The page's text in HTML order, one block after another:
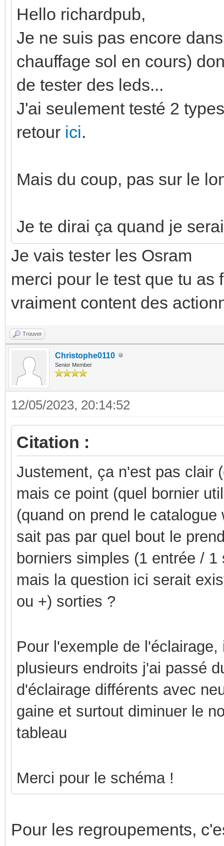
Hello richardpub,
Je ne suis pas encore
chauffage sol en cours)
de tester des leds...
J'ai seulement testé 2
retour ici.
Mais du coup, pas sur le
Je te dirai ça quand je
Je vais tester les Osram
merci pour le test que tu as
vraiment content des
Trouver
Christophe0110
Senior Member
12/05/2023, 20:14:52
Citation :
Justement, ça n'est pas
mais ce point (quel bornier
(quand on prend le
sait pas par quel bout le
borniers simples (1 entrée /
mais la question ici serait
ou +) sorties ?
Pour l'exemple de
plusieurs endroits j'ai passé
d'éclairage différents avec
gaine et surtout diminuer le
tableau
Merci pour le schéma !
Pour les regroupements,